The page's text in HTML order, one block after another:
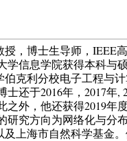
，博士生导师，IEEE
学信息学院获得本科
克利分校电子工程与
还于2016年，2017
之外，他还获得2019
究方向为网络化与分
上海市自然科学基金